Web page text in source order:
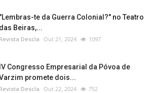
"Lembras-te da Guerra Colonial?" no Teatro
das Beiras,...
Revista Descla Out 21, 2024 1097
IV Congresso Empresarial da Póvoa de
promete dois...
Revista Descla Out 22, 2024 752